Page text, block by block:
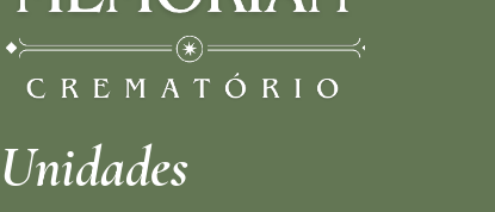
Unidades